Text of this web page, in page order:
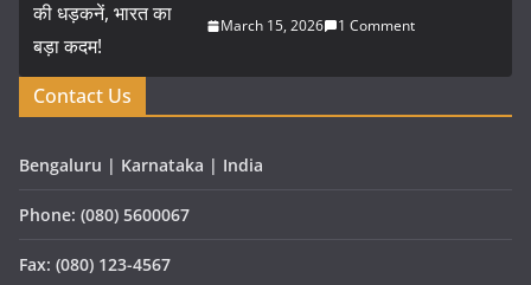
March 15, 2026 1 Comment
Contact Us
Bengaluru | Karnataka | India
Phone: (080) 5600067
Fax: (080) 123-4567